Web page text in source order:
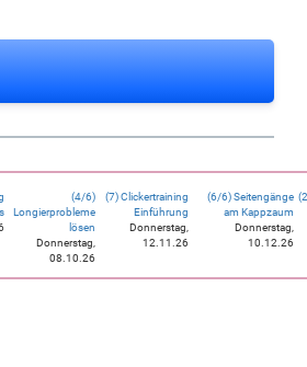
(4/6)
Longierprobleme
lösen
Donnerstag,
08.10.26
(7) Clickertraining
Einführung
Donnerstag,
12.11.26
(6/6) Seitengänge
am Kappzaum
Donnerstag,
10.12.26